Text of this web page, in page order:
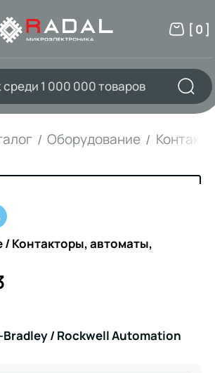
[ 0 ]
Оборудование
Контакторы, автоматы,
/ Rockwell Automation